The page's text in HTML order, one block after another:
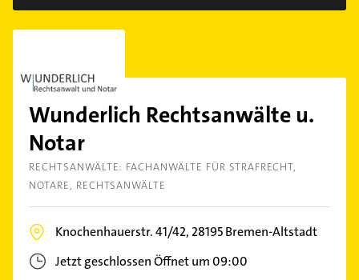
Wunderlich Rechtsanwälte u.
Notar
RECHTSANWÄLTE: FACHANWÄLTE FÜR STRAFRECHT
NOTARE
RECHTSANWÄLTE
Knochenhauerstr. 41/42, 28195Bremen-Altstadt
Jetzt geschlossenÖffnet um 09:00